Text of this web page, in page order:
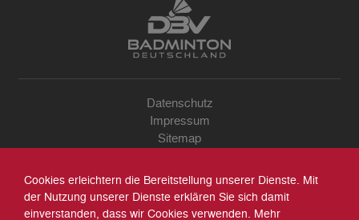
Datenschutz
Impressum
Sitemap
Archiv
Suche
Cookies erleichtern die Bereitstellung unserer Dienste. Mit
der Nutzung unserer Dienste erklären Sie sich damit
einverstanden, dass wir Cookies verwenden. Mehr